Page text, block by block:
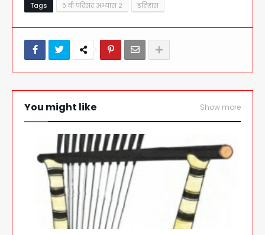
Tags ५ वी परिसर अभ्यास २ इतिहास
You might like Show more